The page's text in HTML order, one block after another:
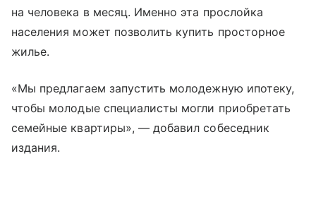
на человека в месяц. Именно эта прослойка
населения может позволить купить просторное
жилье.
«Мы предлагаем запустить молодежную ипотеку,
чтобы молодые специалисты могли приобретать
семейные квартиры», — добавил собеседник
издания.